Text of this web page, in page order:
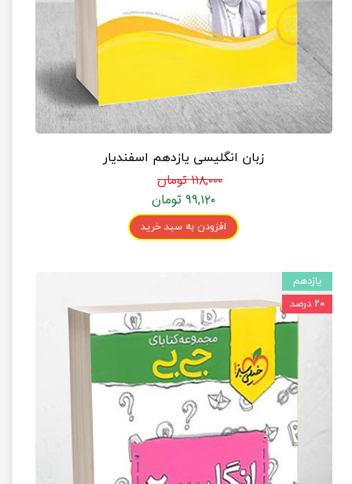
زبان انگلیسی یازدهم اسفندیار
۱۱۸,۰۰۰ تومان
۹۹,۱۲۰ تومان
افزودن به سبد خرید
یازدهم
۲۰ درصد